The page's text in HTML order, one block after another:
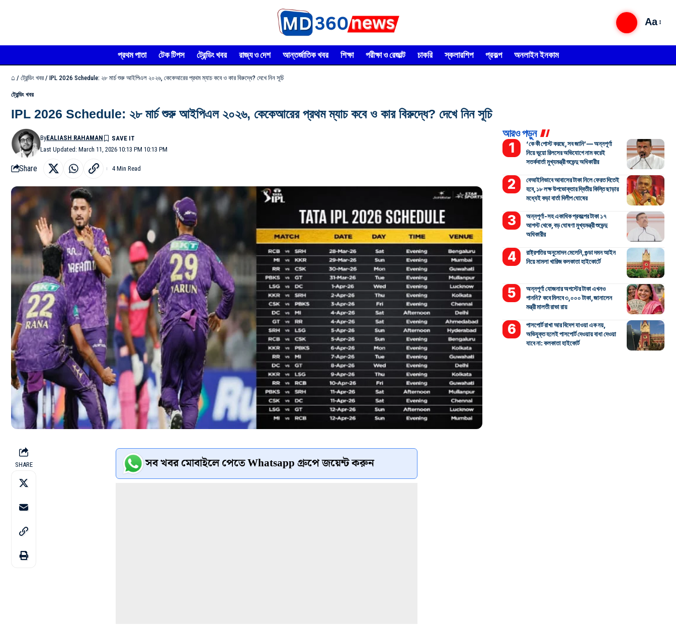
Aa
প্রথম পাতা টেক টিপস ট্রেন্ডিং খবর রাজ্য ও দেশ আন্তর্জাতিক খবর শিক্ষা পরীক্ষা ও রেজাল্ট চাকরি স্কলারশিপ প্রকল্প অনলাইন ইনকাম
⌂ / ট্রেন্ডিং খবর / IPL 2026 Schedule: ২৮ মার্চ শুরু আইপিএল ২০২৬, কেকেআরের প্রথম ম্যাচ কবে ও কার বিরুদ্ধে? দেখে নিন সূচি
ট্রেন্ডিং খবর
IPL 2026 Schedule: ২৮ মার্চ শুরু আইপিএল ২০২৬, কেকেআরের প্রথম ম্যাচ কবে ও কার বিরুদ্ধে? দেখে নিন সূচি
Last Updated: March 11, 2026 10:13 PM 10:13 PM
ByEALIASH RAHAMAN
Share 4 Min Read
SHARE সব খবর মোবাইলে পেতে Whatsapp গ্রুপে জয়েন্ট করুন
আরও পড়ুন
‘কে কী পোস্ট করছে, সব জানি’— অন্নপূর্ণা
নিয়ে ভুয়ো রিলসের অভিযোগে নাম করেই
সতর্কবার্তা মুখ্যমন্ত্রী শুভেন্দু অধিকারীর
বেআইনিভাবে আবাসের টাকা নিলে ফেরত দিতেই
হবে, ১৮ লক্ষ উপভোক্তার দ্বিতীয় কিস্তি ছাড়ার
মধ্যেই কড়া বার্তা দিলীপ ঘোষের
অন্নপূর্ণা-সহ একাধিক প্রকল্পের টাকা ১৭
আগস্ট থেকে, বড় ঘোষণা মুখ্যমন্ত্রী শুভেন্দু
অধিকারীর
রাষ্ট্রপতির অনুমোদন মেলেনি, গুন্ডা দমন আইন
নিয়ে মামলা খারিজ কলকাতা হাইকোর্টে
অন্নপূর্ণা যোজনার অগস্টের টাকা এখনও
পাননি? কবে মিলবে ৩,০০০ টাকা, জানালেন
মন্ত্রী মালতী রাভা রায়
পাসপোর্ট রাখা আর বিদেশ যাওয়া এক নয়,
অভিযুক্ত হলেই পাসপোর্ট দেওয়ায় বাধা দেওয়া
যাবে না: কলকাতা হাইকোর্ট